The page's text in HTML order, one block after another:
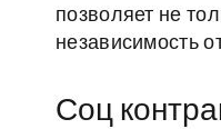
позволяет не
независимость
Соц